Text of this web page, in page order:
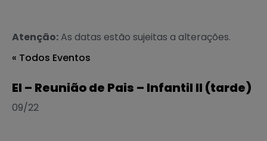
Atenção:As datas estão sujeitas a alterações.
« Todos Eventos
EI – Reunião de Pais – Infantil II (tarde)
09/22